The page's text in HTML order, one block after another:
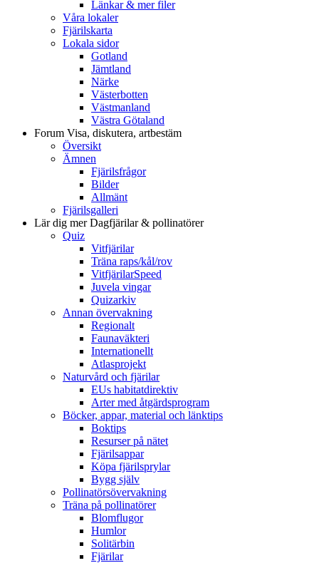
Länkar & mer filer
Våra lokaler
Fjärilskarta
Lokala sidor
Gotland
Jämtland
Närke
Västerbotten
Västmanland
Västra Götaland
Forum Visa, diskutera, artbestäm
Översikt
Ämnen
Fjärilsfrågor
Bilder
Allmänt
Fjärilsgalleri
Lär dig merDagfjärilar & pollinatörer
Quiz
Vitfjärilar
Träna raps/kål/rov
VitfjärilarSpeed
Juvela vingar
Quizarkiv
Annan övervakning
Regionalt
Faunaväkteri
Internationellt
Atlasprojekt
Naturvård och fjärilar
EUs habitatdirektiv
Arter med åtgärdsprogram
Böcker, appar, material och länktips
Boktips
Resurser på nätet
Fjärilsappar
Köpa fjärilsprylar
Bygg själv
Pollinatörsövervakning
Träna på pollinatörer
Blomflugor
Humlor
Solitärbin
Fjärilar